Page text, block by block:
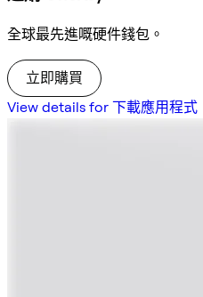
全球最先進嘅硬件錢包。
立即購買
View details for 下載應用程式